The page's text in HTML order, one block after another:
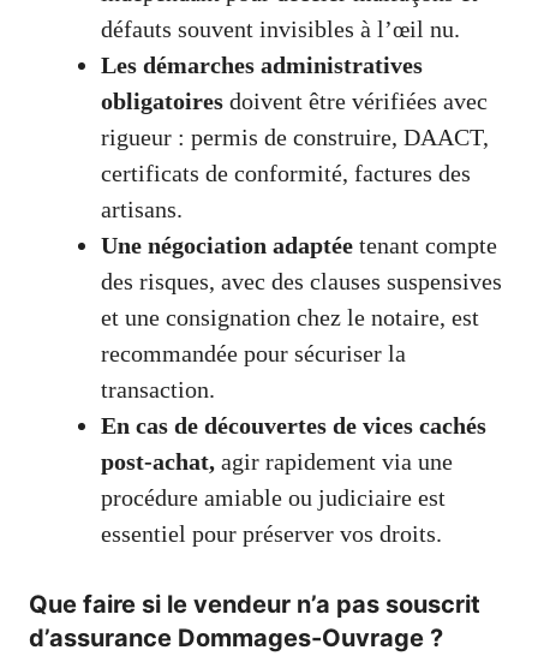
défauts souvent invisibles à l’œil nu.
Les démarches administratives
obligatoires doivent être vérifiées avec
rigueur : permis de construire, DAACT,
certificats de conformité, factures des
artisans.
Une négociation adaptée tenant compte
des risques, avec des clauses suspensives
et une consignation chez le notaire, est
recommandée pour sécuriser la
transaction.
En cas de découvertes de vices cachés
post-achat, agir rapidement via une
procédure amiable ou judiciaire est
essentiel pour préserver vos droits.
Que faire si le vendeur n’a pas souscrit
d’assurance Dommages-Ouvrage ?